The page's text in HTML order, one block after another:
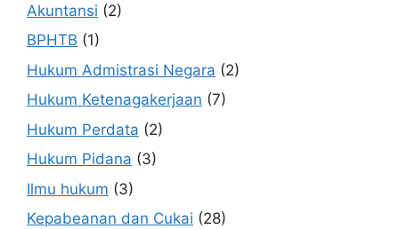
Akuntansi (2)
BPHTB (1)
Hukum Admistrasi Negara (2)
Hukum Ketenagakerjaan (7)
Hukum Perdata (2)
Hukum Pidana (3)
Ilmu hukum (3)
Kepabeanan dan Cukai (28)